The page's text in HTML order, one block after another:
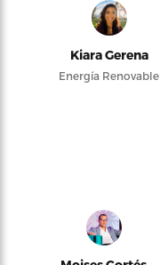
Kiara Gerena
Energía Renovable